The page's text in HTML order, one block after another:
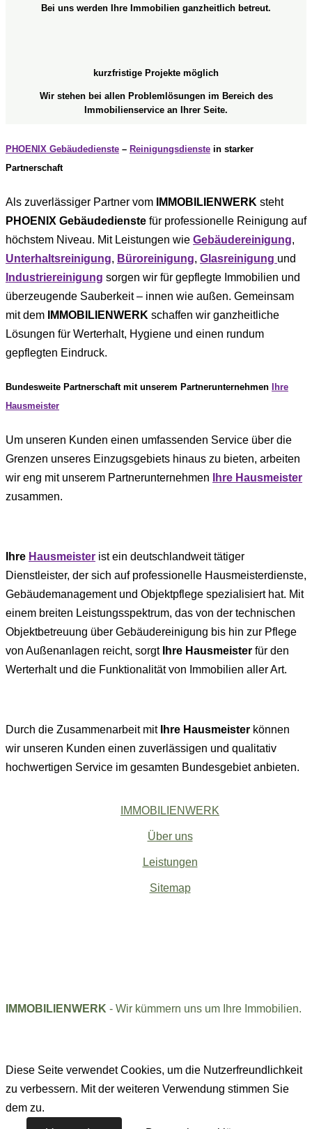
Bei uns werden Ihre Immobilien ganzheitlich betreut.
kurzfristige Projekte möglich
Wir stehen bei allen Problemlösungen im Bereich des
Immobilienservice an Ihrer Seite.
PHOENIX Gebäudedienste – Reinigungsdienste in starker
Partnerschaft
Als zuverlässiger Partner vom IMMOBILIENWERK steht
PHOENIX Gebäudedienste für professionelle Reinigung auf
höchstem Niveau. Mit Leistungen wie Gebäudereinigung,
Unterhaltsreinigung, Büroreinigung, Glasreinigung und
Industriereinigung sorgen wir für gepflegte Immobilien und
überzeugende Sauberkeit – innen wie außen. Gemeinsam
mit dem
IMMOBILIENWERK schaffen wir ganzheitliche
Lösungen für Werterhalt, Hygiene und einen rundum
gepflegten Eindruck.
Bundesweite Partnerschaft mit unserem Partnerunternehmen
Ihre
Hausmeister
Um unseren Kunden einen umfassenden Service über die
Grenzen unseres Einzugsgebiets hinaus zu bieten, arbeiten
wir eng mit unserem Partnerunternehmen
Ihre Hausmeister
zusammen.
Ihre Hausmeister ist ein deutschlandweit tätiger
Dienstleister, der sich auf professionelle Hausmeisterdienste,
Gebäudemanagement und Objektpflege spezialisiert hat. Mit
einem breiten Leistungsspektrum, das von der technischen
Objektbetreuung über Gebäudereinigung bis hin zur Pflege
von Außenanlagen reicht, sorgt Ihre Hausmeister für den
Werterhalt und die Funktionalität von Immobilien aller Art.
Durch die Zusammenarbeit mit Ihre Hausmeister können
wir unseren Kunden einen zuverlässigen und qualitativ
hochwertigen Service im gesamten Bundesgebiet anbieten.
IMMOBILIENWERK
Über uns
Leistungen
Sitemap
IMMOBILIENWERK - Wir kümmern uns um Ihre Immobilien.
Diese Seite verwendet Cookies, um die Nutzerfreundlichkeit
zu verbessern. Mit der weiteren Verwendung stimmen Sie
dem zu.